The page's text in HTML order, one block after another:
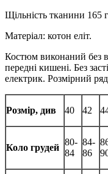
Щільність тканини 165
Матеріал: котон еліт.
Костюм виконаний без
передні кишені. Без
електрик. Розмірний
Розмір, див 40 42
Коло грудей
80-
84
84-
86